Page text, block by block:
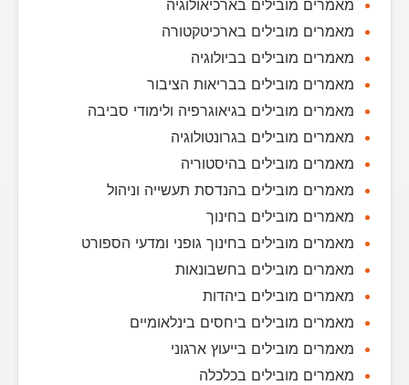
מאמרים מובילים בארכיאולוגיה
מאמרים מובילים בארכיטקטורה
מאמרים מובילים בביולוגיה
מאמרים מובילים בבריאות הציבור
מאמרים מובילים בגיאוגרפיה ולימודי סביבה
מאמרים מובילים בגרונטולוגיה
מאמרים מובילים בהיסטוריה
מאמרים מובילים בהנדסת תעשייה וניהול
מאמרים מובילים בחינוך
מאמרים מובילים בחינוך גופני ומדעי הספורט
מאמרים מובילים בחשבונאות
מאמרים מובילים ביהדות
מאמרים מובילים ביחסים בינלאומיים
מאמרים מובילים בייעוץ ארגוני
מאמרים מובילים בכלכלה